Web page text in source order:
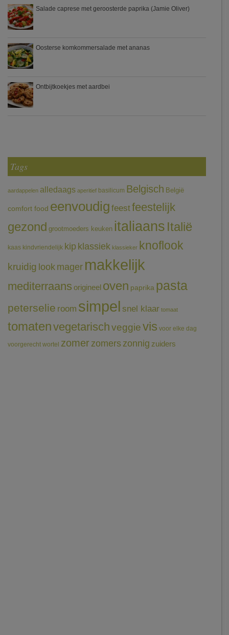
Salade caprese met geroosterde paprika (Jamie Oliver)
Oosterse komkommersalade met ananas
Ontbijtkoekjes met aardbei
Tags
aardappelen alledaags aperitief basilicum Belgisch België
comfort food eenvoudig feestfeestelijk
gezond grootmoeders keuken italiaans Italië
kaas kindvriendelijk kip klassiek klassieker knoflook
kruidig look mager makkelijk
mediterraans origineel oven paprika pasta
peterselie room simpel snel klaar tomaat
tomatenvegetarischveggievis voor elke dag
voorgerecht wortel zomerzomerszonnig zuiders